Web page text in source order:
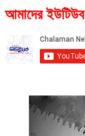
আমাদের ইউটিউব